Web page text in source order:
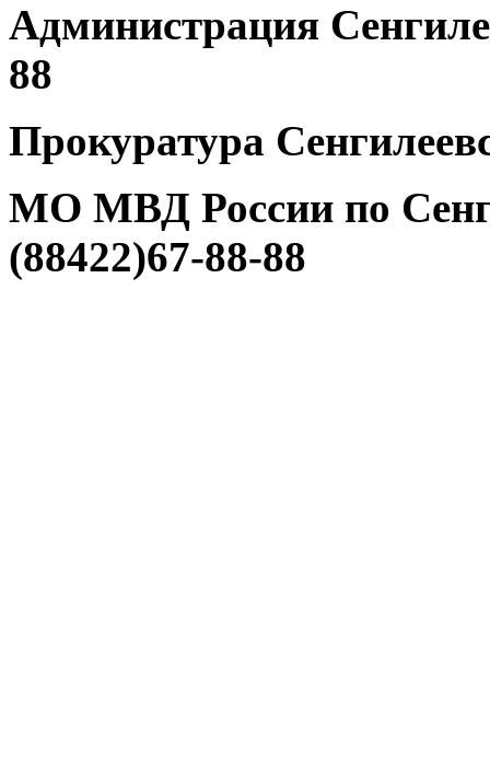
Администрация
88
Прокуратура
МО МВД России по
(88422)67-88-88